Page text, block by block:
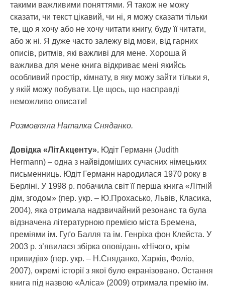
такими важливими поняттями. Я також не можу
сказати, чи текст цікавий, чи ні, я можу сказати тільки
те, що я хочу або не хочу читати книгу, буду її читати,
або ж ні. Я дуже часто залежу від мови, від гарних
описів, ритмів, які важливі для мене. Хороша й
важлива для мене книга відкриває мені якийсь
особливий простір, кімнату, в яку можу зайти тільки я,
у якій можу побувати. Це щось, що насправді
неможливо описати!
Розмовляла Наталка Сняданко.
Довідка «ЛітАкценту». Юдіт Германн (Judith
Hermann) – одна з найвідоміших сучасних німецьких
письменниць. Юдіт Германн народилася 1970 року в
Берліні. У 1998 р. побачила світ її перша книга «Літній
дім, згодом» (пер. укр. – Ю.Прохасько, Львів, Класика,
2004), яка отримала надзвичайний резонанс та була
відзначена літературною премією міста Бремена,
преміями ім. Гуґо Балля та ім. Генріха фон Клейста. У
2003 р. з’явилася збірка оповідань «Нічого, крім
привидів» (пер. укр. – Н.Сняданко, Харків, Фоліо,
2007), окремі історії з якої було екранізовано. Остання
книга під назвою «Аліса» (2009) отримала премію ім.